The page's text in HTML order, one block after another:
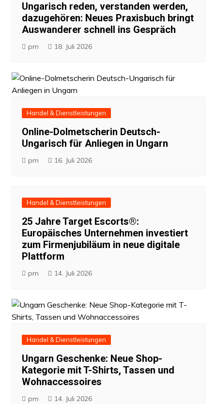
Ungarisch reden, verstanden werden,
dazugehören: Neues Praxisbuch bringt
Auswanderer schnell ins Gespräch
pm 18. Juli 2026
Handel & Dienstleistungen
Online-Dolmetscherin Deutsch-
Ungarisch für Anliegen in Ungarn
pm 16. Juli 2026
Handel & Dienstleistungen
25 Jahre Target Escorts®:
Europäisches Unternehmen investiert
zum Firmenjubiläum in neue digitale
Plattform
pm 14. Juli 2026
Handel & Dienstleistungen
Ungarn Geschenke: Neue Shop-
Kategorie mit T-Shirts, Tassen und
Wohnaccessoires
pm 14. Juli 2026